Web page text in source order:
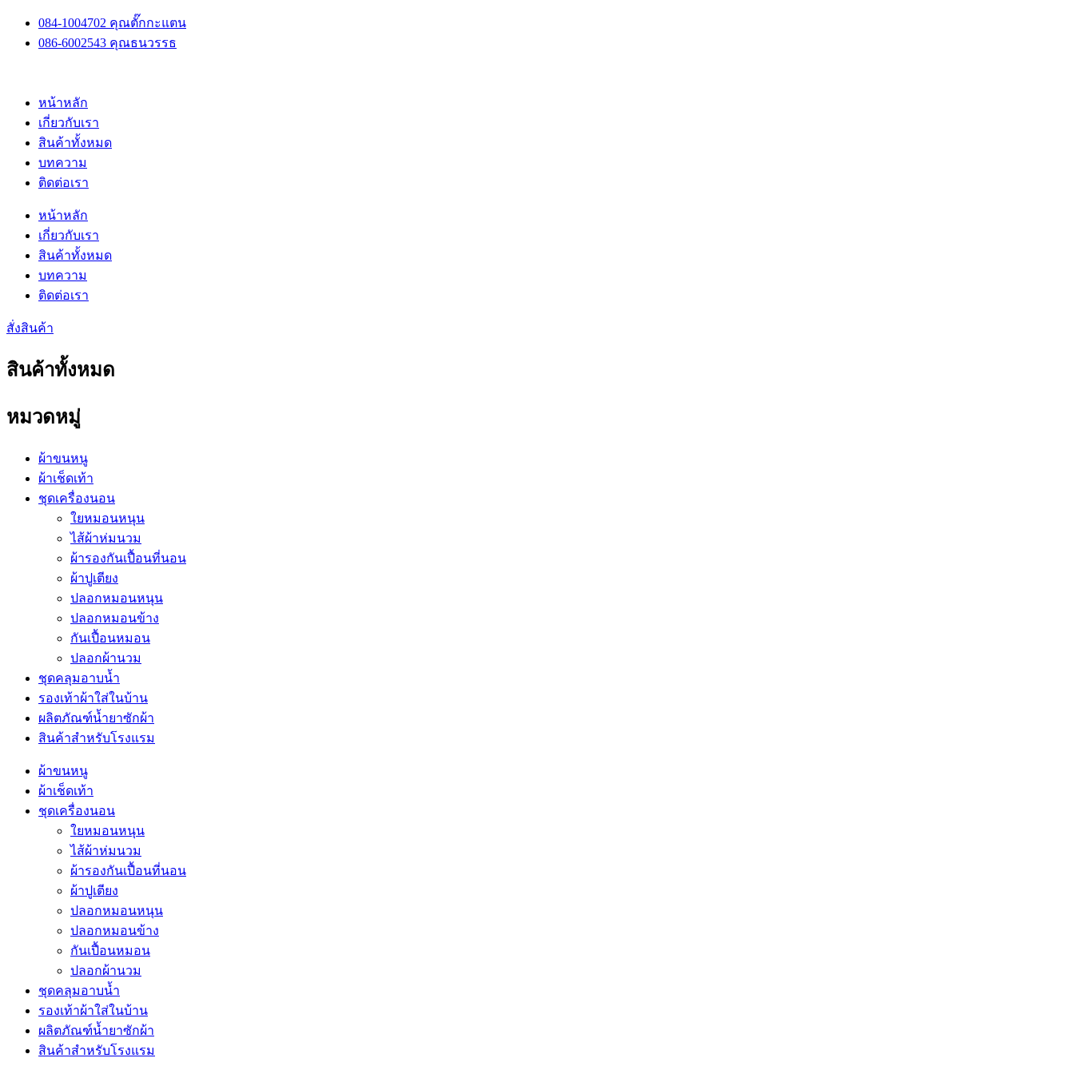
Skip
content
084-1004702 คุณตั๊กกะแตน
086-6002543 คุณธนวรรธ
หน้าหลัก
เกี่ยวกับเรา
สินค้าทั้งหมด
บทความ
ติดต่อเรา
หน้าหลัก
เกี่ยวกับเรา
สินค้าทั้งหมด
บทความ
ติดต่อเรา
สั่งสินค้า
สินค้าทั้งหมด
หมวดหมู่
ผ้าขนหนู
ผ้าเช็ดเท้า
ชุดเครื่องนอน
ใยหมอนหนุน
ไส้ผ้าห่มนวม
ผ้ารองกันเปื้อนที่นอน
ผ้าปูเตียง
ปลอกหมอนหนุน
ปลอกหมอนข้าง
กันเปื้อนหมอน
ปลอกผ้านวม
ชุดคลุมอาบน้ำ
รองเท้าผ้าใส่ในบ้าน
ผลิตภัณฑ์น้ำยาซักผ้า
สินค้าสำหรับโรงแรม
ผ้าขนหนู
ผ้าเช็ดเท้า
ชุดเครื่องนอน
ใยหมอนหนุน
ไส้ผ้าห่มนวม
ผ้ารองกันเปื้อนที่นอน
ผ้าปูเตียง
ปลอกหมอนหนุน
ปลอกหมอนข้าง
กันเปื้อนหมอน
ปลอกผ้านวม
ชุดคลุมอาบน้ำ
รองเท้าผ้าใส่ในบ้าน
ผลิตภัณฑ์น้ำยาซักผ้า
สินค้าสำหรับโรงแรม